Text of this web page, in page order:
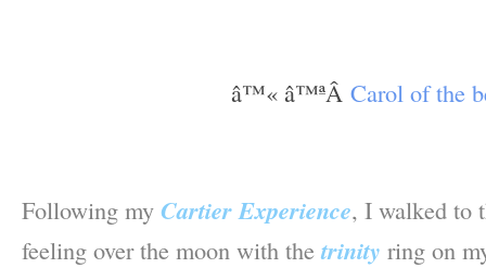
â™« â™ªÂ Carol of the
Following my Cartier Experience, I walked to
feeling over the moon with the trinity ring on